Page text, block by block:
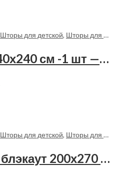
Шторы для детской, Шторы для спальни
Штора плотная 140х240 см -1 шт — 70153 в спальню, в гостиную
Шторы для детской, Шторы для спальни
Штора бархатная блэкаут 200х270 см -1 шт — 70182 в спальню